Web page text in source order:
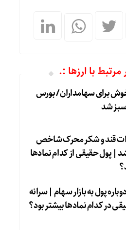
مرتبط با ارزها :.
برای سهامداران / بورس
شد
قند و شکر محرک شاخص
| پول حقیقی از کدام نماد‌ها
پول به بازار سهام | سرانه
در کدام نماد‌ها بیشتر بود؟